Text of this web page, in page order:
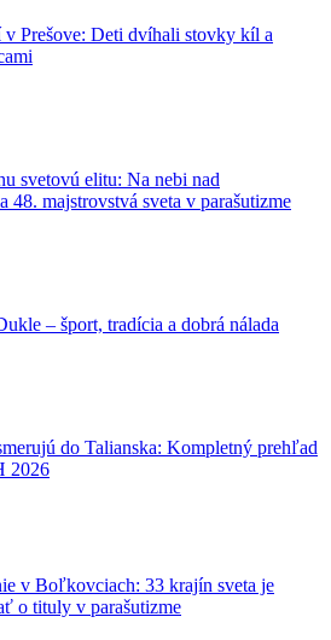
Prešove: Deti dvíhali stovky kíl a
svetovú elitu: Na nebi nad
48. majstrovstvá sveta v parašutizme
– šport, tradícia a dobrá nálada
do Talianska: Kompletný prehľad
2026
v Boľkovciach: 33 krajín sveta je
o tituly v parašutizme